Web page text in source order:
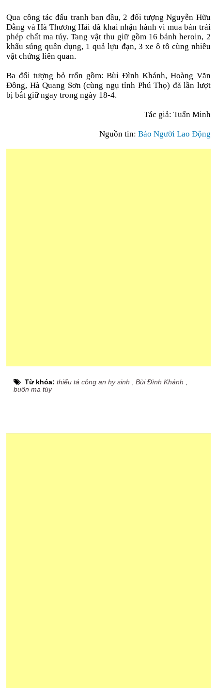
Qua công tác đấu tranh ban đầu, 2 đối tượng Nguyễn Hữu
Đằng và Hà Thương Hải đã khai nhận hành vi mua bán trái
phép chất ma túy. Tang vật thu giữ gồm 16 bánh heroin, 2
khẩu súng quân dụng, 1 quả lựu đạn, 3 xe ô tô cùng nhiều
vật chứng liên quan.
Ba đối tượng bỏ trốn gồm: Bùi Đình Khánh, Hoàng Văn
Đông, Hà Quang Sơn (cùng ngụ tỉnh Phú Thọ) đã lần lượt
bị bắt giữ ngay trong ngày 18-4.
Tác giả: Tuấn Minh
Nguồn tin: Báo Người Lao Động
Từ khóa:thiếu tá công an hy sinh ,Bùi Đình Khánh
buôn ma túy